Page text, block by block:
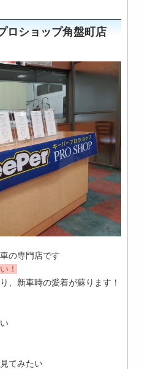
ロショップ角盤町店
の専門店です
！
、新車時の愛着が蘇ります！
てみたい